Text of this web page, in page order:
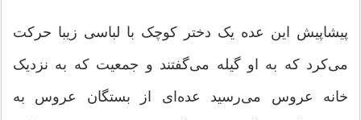
پیشاپیش این عده یک دختر کوچک با لباسى زیبا حرکت
مى‌کرد که به او گیله مى‌گفتند و جمعیت که به نزدیک
خانه عروس مى‌رسید عده‌اى از بستگان عروس به